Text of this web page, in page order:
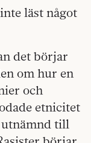
läst något
det börjar
om hur en
och
etnicitet
till